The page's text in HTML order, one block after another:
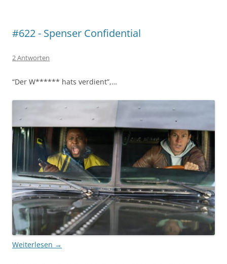
#622 - Spenser Confidential
2 Antworten
“Der W****** hats verdient”,…
Weiterlesen →